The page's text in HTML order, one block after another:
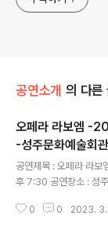
공연소개 의 다른
오페라 라보엠 -
-성주문화예술회관
공연제목 : 오페라 라
후 7:30 공연장소 : 성
0 0 2023. 3.